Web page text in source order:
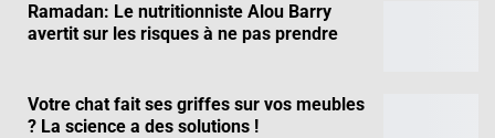
Ramadan: Le nutritionniste Alou Barry
avertit sur les risques à ne pas prendre
Votre chat fait ses griffes sur vos meubles
? La science a des solutions !